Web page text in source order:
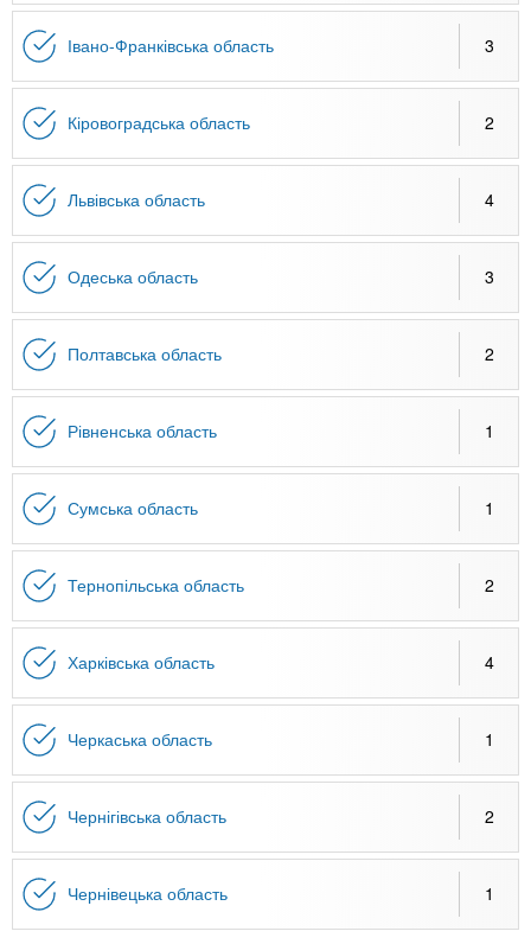
Івано-Франківська область 3
Кіровоградська область 2
Львівська область 4
Одеська область 3
Полтавська область 2
Рівненська область 1
Сумська область 1
Тернопільська область 2
Харківська область 4
Черкаська область 1
Чернігівська область 2
Чернівецька область 1